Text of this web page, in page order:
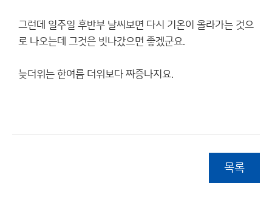
그런데 일주일 후반부 날씨보면 다시 기온이 올라가는 것으
로 나오는데 그것은 빗나갔으면 좋겠군요.
늦더위는 한여름 더위보다 짜증나지요.
목록